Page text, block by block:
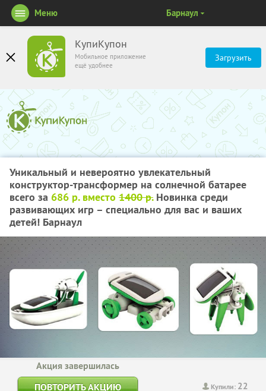
КупиКупон
Мобильное приложение
ещё удобнее
Загрузить
Меню Барнаул
Уникальный и невероятно увлекательный
конструктор-трансформер на солнечной батарее
всего за 686 р. вместо 1400 р.Новинка среди
развивающих игр – специально для вас и ваших
детей! Барнаул
Купили: 22
Акция завершилась
ПОВТОРИТЬ АКЦИЮ